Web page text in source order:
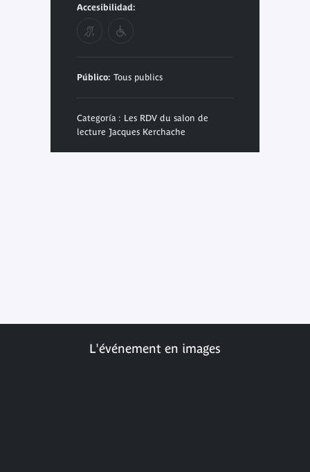
Accesibilidad:
Público: Tous publics
Categoría : Les RDV du salon de
lecture Jacques Kerchache
L'événement en images